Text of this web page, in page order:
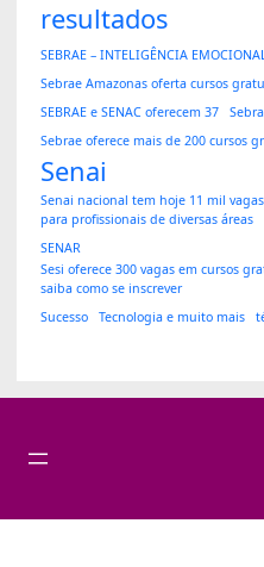
resultados
SEBRAE – INTELIGÊNCIA
Sebrae Amazonas oferta cursos
SEBRAE e SENAC oferecem 37
Sebrae oferece mais de 200 cursos
Senai
Senai nacional tem hoje 11 mil
para profissionais de diversas áreas
SENAR
Sesi oferece 300 vagas em cursos
saiba como se inscrever
Sucesso
Tecnologia e muito mais